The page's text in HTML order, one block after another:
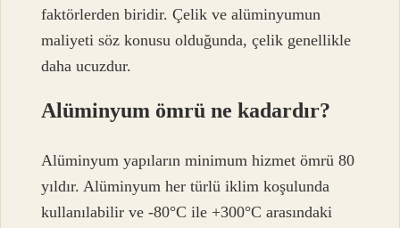
faktörlerden biridir. Çelik ve alüminyumun
maliyeti söz konusu olduğunda, çelik genellikle
daha ucuzdur.
Alüminyum ömrü ne kadardır?
Alüminyum yapıların minimum hizmet ömrü 80
yıldır. Alüminyum her türlü iklim koşulunda
kullanılabilir ve -80°C ile +300°C arasındaki